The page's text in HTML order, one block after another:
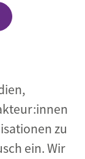
zu
ein. Wir